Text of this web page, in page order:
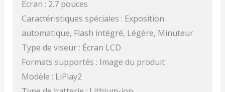
Ecran : 2.7 pouces
Caractéristiques spéciales : Exposition
automatique, Flash intégré, Légère, Minuteur
Type de viseur : Écran LCD
Formats supportés : Image du produit
Modèle : LiPlay2